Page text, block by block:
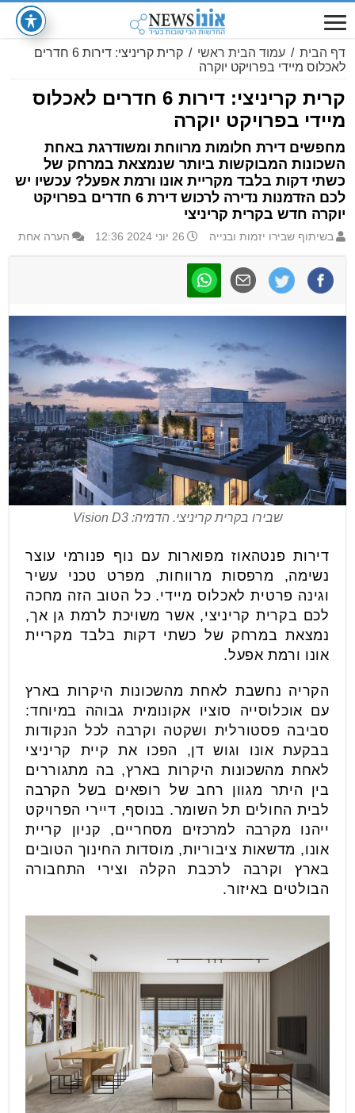
דף הבית / עמוד הבית ראשי /
קרית קריניצי: דירות 6 חדרים
לאכלוס מיידי בפרויקט יוקרה
קרית קריניצי: דירות 6 חדרים לאכלוס
מיידי בפרויקט יוקרה
מחפשים דירת חלומות מרווחת ומשודרגת באחת
השכונות המבוקשות ביותר שנמצאת במרחק של
כשתי דקות בלבד מקריית אונו ורמת אפעל? עכשיו יש
לכם הזדמנות נדירה לרכוש דירת 6 חדרים בפרויקט
יוקרה חדש בקרית קריניצי
בשיתוף שבירו יזמות ובנייה 26 יוני 2024 12:36 הערה אחת
שבירו בקרית קריניצי. הדמיה: Vision D3
דירות פנטהאוז מפוארות עם נוף פנורמי עוצר
נשימה, מרפסות מרווחות, מפרט טכני עשיר
וגינה פרטית לאכלוס מיידי. כל הטוב הזה מחכה
לכם בקרית קריניצי, אשר משויכת לרמת גן אך,
נמצאת במרחק של כשתי דקות בלבד מקריית
אונו ורמת אפעל.
הקריה נחשבת לאחת מהשכונות היקרות בארץ
עם אוכלוסייה סוציו אקונומית גבוהה במיוחד:
סביבה פסטורלית ושקטה וקרבה לכל הנקודות
בבקעת אונו וגוש דן, הפכו את קיית קריניצי
לאחת מהשכונות היקרות בארץ, בה מתגוררים
בין היתר מגוון רחב של רופאים בשל הקרבה
לבית החולים תל השומר. בנוסף, דיירי הפרויקט
ייהנו מקרבה למרכזים מסחריים, קניון קריית
אונו, מדשאות ציבוריות, מוסדות החינוך הטובים
בארץ וקרבה לרכבת הקלה וצירי התחבורה
הבולטים באיזור.